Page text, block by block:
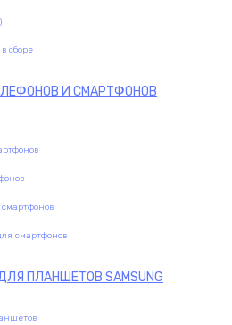
сборе
И СМАРТФОНОВ
смартфонов
ПЛАНШЕТОВ SAMSUNG